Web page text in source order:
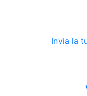
Invia la